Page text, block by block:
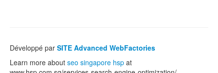
Développé par SITE Advanced WebFactories
Learn more about seo singapore hsp at